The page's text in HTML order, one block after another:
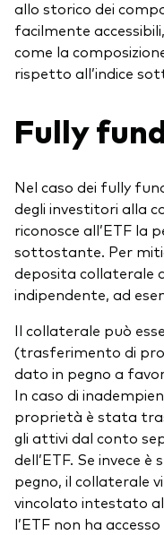
allo storico dei
facilmente
come la
rispetto all’indice
Fully
Nel caso dei fully
degli investitori alla
riconosce all’ETF la
sottostante. Per
deposita collaterale
indipendente, ad
Il collaterale può
(trasferimento di
dato in pegno a
In caso di
proprietà è stata
gli attivi dal conto
dell’ETF. Se invece
pegno, il collaterale
vincolato intestato
l’ETF non ha